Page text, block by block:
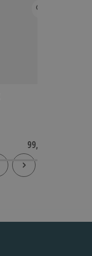
99,90 €